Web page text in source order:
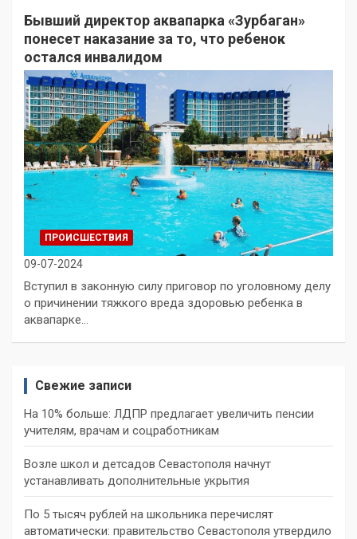
Бывший директор аквапарка «Зурбаган»
понесет наказание за то, что ребенок
остался инвалидом
ПРОИСШЕСТВИЯ
09-07-2024
Вступил в законную силу приговор по уголовному делу
о причинении тяжкого вреда здоровью ребенка в
аквапарке…
Свежие записи
На 10% больше: ЛДПР предлагает увеличить пенсии
учителям, врачам и соцработникам
Возле школ и детсадов Севастополя начнут
устанавливать дополнительные укрытия
По 5 тысяч рублей на школьника перечислят
автоматически: правительство Севастополя утвердило